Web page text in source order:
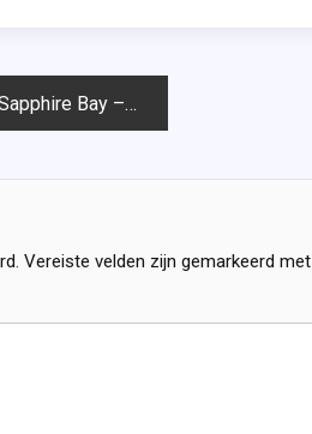
Bay – Holly Martin
Vereiste velden zijn gemarkeerd met